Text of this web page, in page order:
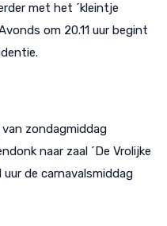
met het ´kleintje
om 20.11 uur begint
van zondagmiddag
naar zaal ´De Vrolijke
uur de carnavalsmiddag